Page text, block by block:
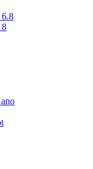
6.8
8